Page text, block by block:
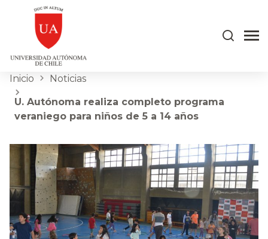
Inicio Noticias
U. Autónoma realiza completo programa
veraniego para niños de 5 a 14 años